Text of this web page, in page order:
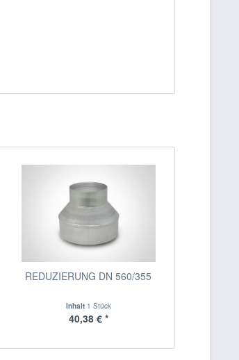
REDUZIERUNG DN 560/355
Inhalt 1 Stück
40,38 € *